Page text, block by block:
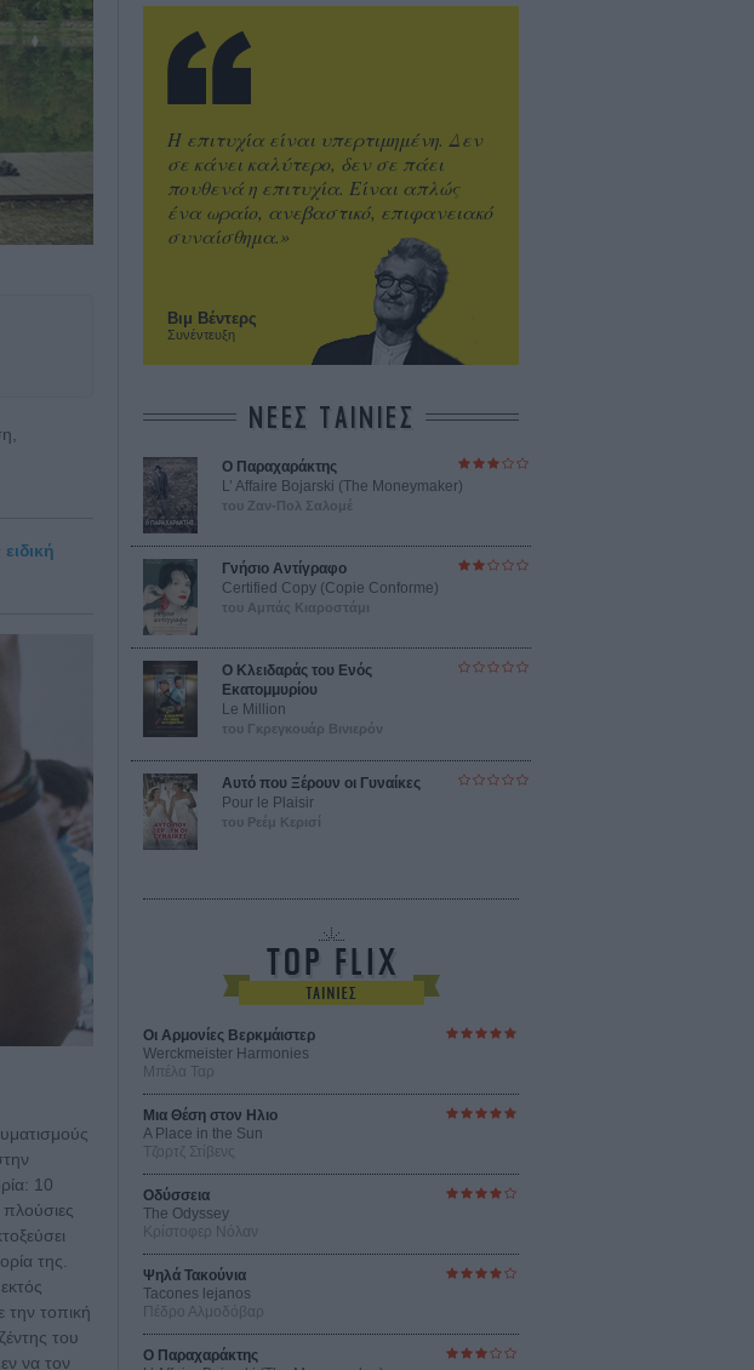
10
της.
τοπική
του
να τον
Βιμ Βέντερς
Συνέντευξη
Η επιτυχία είναι υπερτιμημένη. Δεν
σε κάνει καλύτερο, δεν σε πάει
πουθενά η επιτυχία. Είναι απλώς
ένα ωραίο, ανεβαστικό, επιφανειακό
συναίσθημα.»
ΝΕΕΣ ΤΑΙΝΙΕΣ
Ο Παραχαράκτης
L’ Affaire Bojarski (The Moneymaker)
του Ζαν-Πολ Σαλομέ
Γνήσιο Αντίγραφο
Certified Copy (Copie Conforme)
του Αμπάς Κιαροστάμι
Ο Κλειδαράς του Ενός
Εκατομμυρίου
Le Million
του Γκρεγκουάρ Βινιερόν
Αυτό που Ξέρουν οι Γυναίκες
Pour le Plaisir
του Ρεέμ Κερισί
Οι Αρμονίες Βερκμάιστερ
Werckmeister Harmonies
Μπέλα Ταρ
Μια Θέση στον Ηλιο
A Place in the Sun
Τζορτζ Στίβενς
Οδύσσεια
The Odyssey
Κρίστοφερ Νόλαν
Ψηλά Τακούνια
Tacones lejanos
Πέδρο Αλμοδόβαρ
Ο Παραχαράκτης